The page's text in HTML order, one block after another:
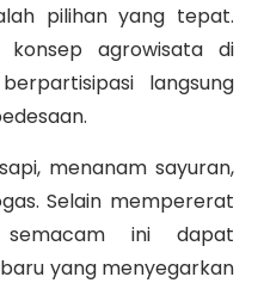
pilihan yang tepat.
agrowisata di
langsung
menanam sayuran,
. Selain mempererat
ini dapat
yang menyegarkan